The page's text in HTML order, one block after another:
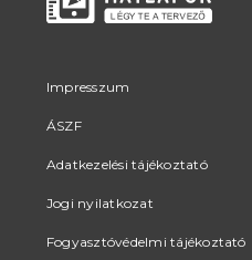
Impresszum
ÁSZF
Adatkezelési tájékoztató
Jogi nyilatkozat
Fogyasztóvédelmi tájékoztató